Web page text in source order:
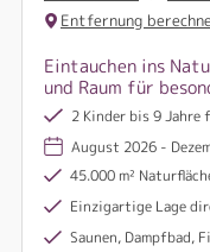
Entfernung
Eintauchen ins
und Raum für
2 Kinder bis 9 Jahre
August 2026 -
45.000 m² Naturfläche und ein
Einzigartige Lage direkt am Ufer
Saunen, Dampfbad,